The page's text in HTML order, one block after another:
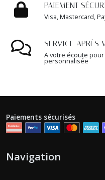
PAIEMENT
Visa, Mastercard,
SERVICE APRÈS
A votre écoute
personnalisée
Paiements sécurisés
Navigation